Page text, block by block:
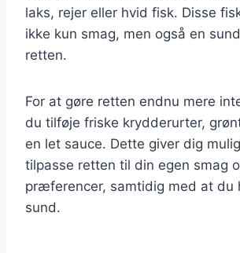
laks, rejer eller hvid fisk. Disse
ikke kun smag, men også en
retten.
For at gøre retten endnu mere
du tilføje friske krydderurter,
en let sauce. Dette giver dig
tilpasse retten til din egen smag
præferencer, samtidig med at du
sund.